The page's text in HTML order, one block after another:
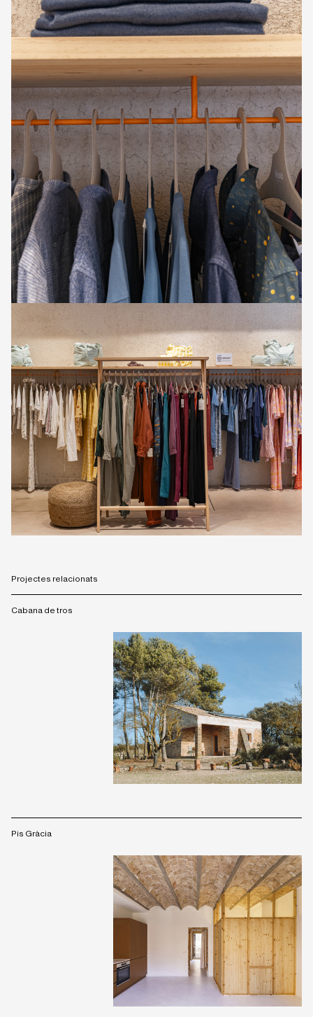
Projectes relacionats
Cabana de tros
Pis Gràcia